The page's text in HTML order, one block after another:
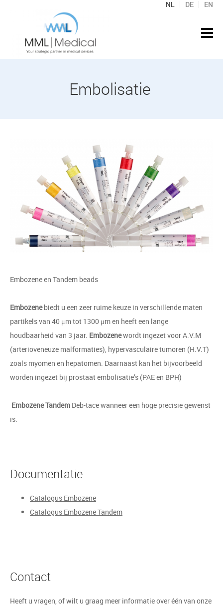
NL DE EN
Embolisatie
Embozene en Tandem beads
Embozenebiedt u een zeer ruime keuze in verschillende maten
partikels van 40 μm tot 1300 μm en heeft een lange
houdbaarheid van 3 jaar. Embozenewordt ingezet voor A.V.M
(arterioveneuze malformaties), hypervasculaire tumoren (H.V.T)
zoals myomen en hepatomen. Daarnaast kan het bijvoorbeeld
worden ingezet bij prostaat embolisatie’s (PAE en BPH)
Embozene Tandem Deb-tace wanneer een hoge precisie gewenst
is.
Documentatie
Catalogus Embozene
Catalogus Embozene Tandem
Contact
Heeft u vragen, of wilt u graag meer informatie over één van onze